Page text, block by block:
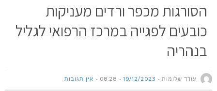
הסורגות מכפר ורדים מעניקות
כובעים לפגייה במרכז הרפואי לגליל
בנהריה
עודד שלומות 19/12/2023
08:28 אין תגובות